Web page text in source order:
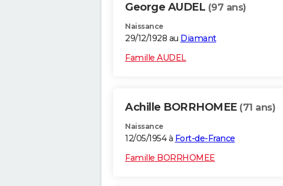
George AUDEL (97 ans)
Naissance
29/12/1928 au Diamant
Famille AUDEL
Achille BORRHOMEE (71 ans)
Naissance
12/05/1954 à Fort-de-France
Famille BORRHOMEE